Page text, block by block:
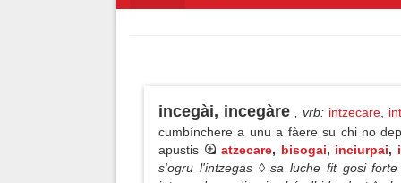
incegài, incegàre , vrb: intzecare
cumbínchere a unu a fàere su chi no
apustis
atzecare, bisogai, inciurpai,
s'ogru l'intzegas ◊ sa luche fit gosi